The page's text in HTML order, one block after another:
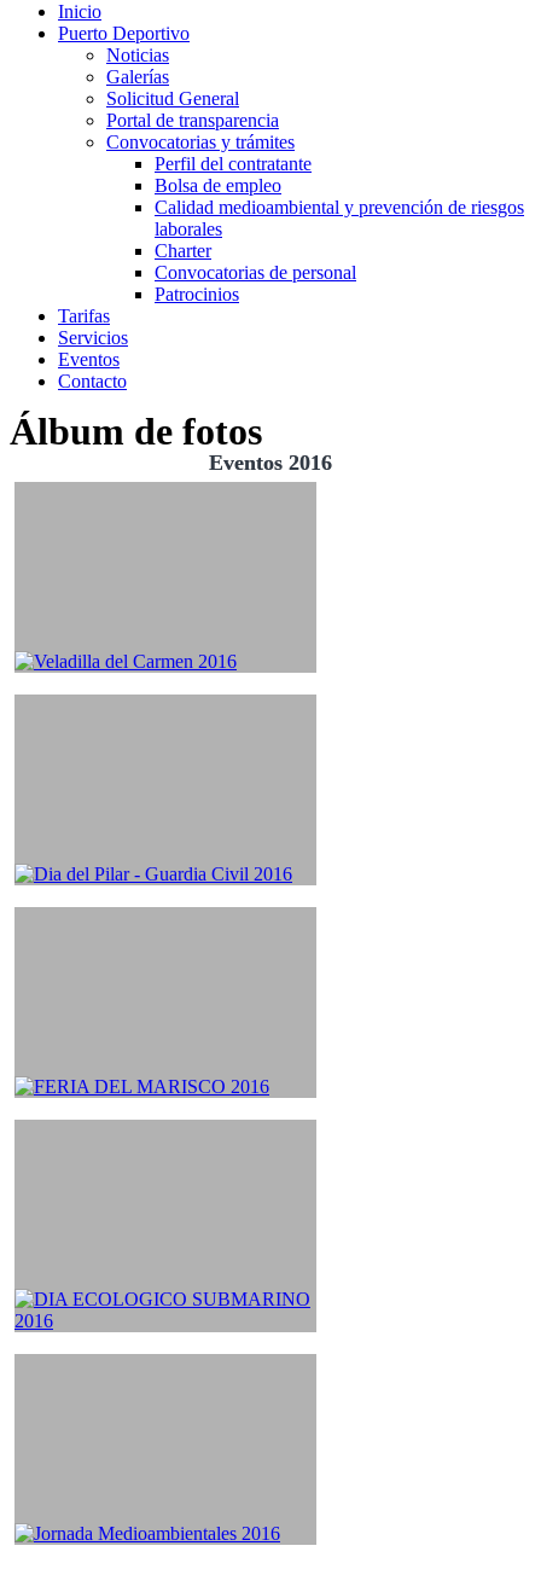
Inicio
Puerto Deportivo
Noticias
Galerías
Solicitud General
Portal de transparencia
Convocatorias y trámites
Perfil del contratante
Bolsa de empleo
Calidad medioambiental y prevención de riesgos
laborales
Charter
Convocatorias de personal
Patrocinios
Tarifas
Servicios
Eventos
Contacto
Álbum de fotos
Eventos 2016